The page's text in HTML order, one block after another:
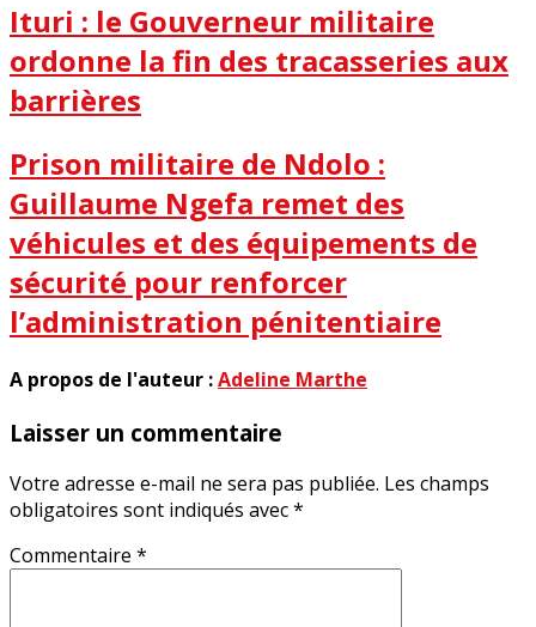
Ituri : le Gouverneur militaire
ordonne la fin des tracasseries aux
barrières
Prison militaire de Ndolo :
Guillaume Ngefa remet des
véhicules et des équipements de
sécurité pour renforcer
l’administration pénitentiaire
A propos de l'auteur :Adeline Marthe
Laisser un commentaire
Votre adresse e-mail ne sera pas publiée. Les champs
obligatoires sont indiqués avec*
Commentaire *